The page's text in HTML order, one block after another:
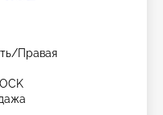
Правая